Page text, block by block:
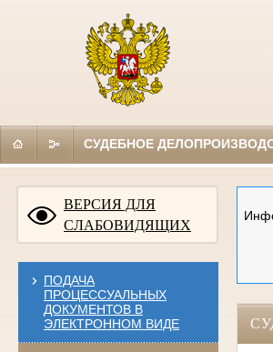
СУДЕБНОЕ
ВЕРСИЯ ДЛЯ
СЛАБОВИДЯЩИХ
ПОДАЧА
ПРОЦЕССУАЛЬНЫХ
ДОКУМЕНТОВ В
ЭЛЕКТРОННОМ ВИДЕ